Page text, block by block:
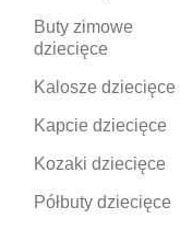
Buty zimowe
dziecięce
Kalosze dziecięce
Kapcie dziecięce
Kozaki dziecięce
Półbuty dziecięce